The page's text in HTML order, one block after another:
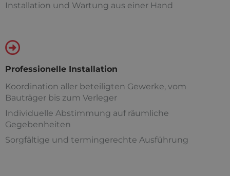
Installation und Wartung aus einer Hand
Professionelle Installation
Koordination aller beteiligten Gewerke, vom
Bauträger bis zum Verleger
Individuelle Abstimmung auf räumliche
Gegebenheiten
Sorgfältige und termingerechte Ausführung